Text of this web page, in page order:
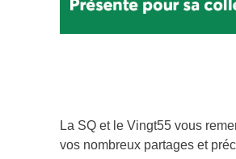
La SQ et le Vingt55 vous
vos nombreux partages et